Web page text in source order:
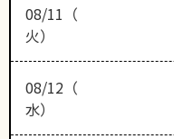
08/11（
火）
08/12（
水）